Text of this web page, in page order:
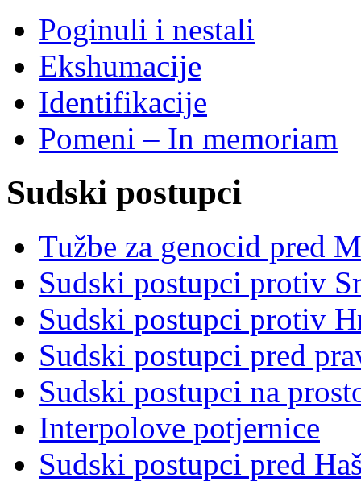
Poginuli i nestali
Ekshumacije
Identifikacije
Pomeni – In memoriam
Sudski postupci
Tužbe za genocid pred
Sudski postupci protiv
Sudski postupci protiv
Sudski postupci pred
Sudski postupci na
Interpolove potjernice
Sudski postupci pred